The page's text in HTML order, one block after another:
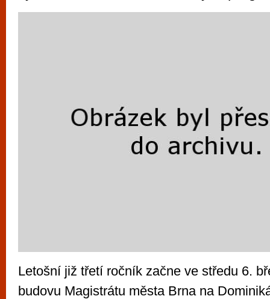
Letošní již třetí ročník začne ve středu 6.
budovu Magistrátu města Brna na